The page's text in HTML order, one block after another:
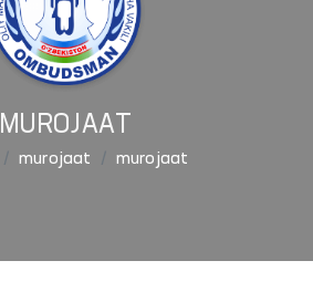
MUROJAAT
murojaat murojaat